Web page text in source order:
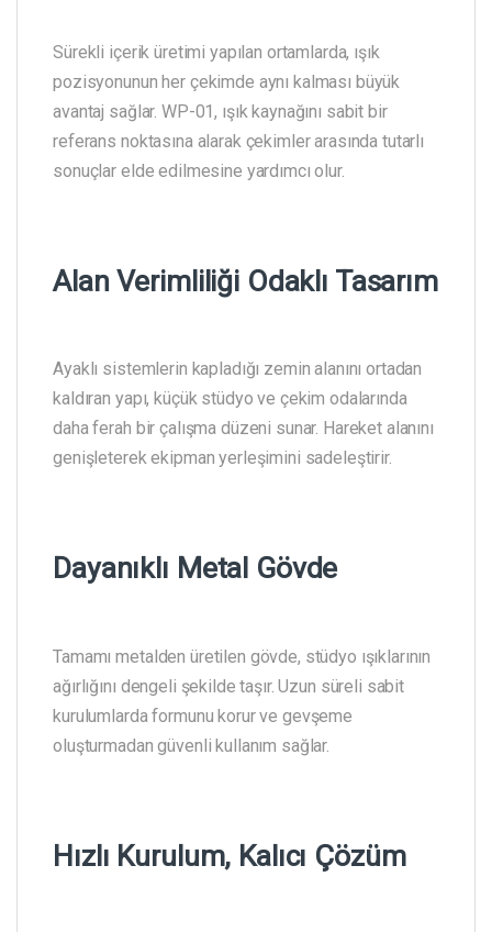
Sürekli içerik üretimi yapılan ortamlarda, ışık
pozisyonunun her çekimde aynı kalması büyük
avantaj sağlar. WP-01, ışık kaynağını sabit bir
referans noktasına alarak çekimler arasında tutarlı
sonuçlar elde edilmesine yardımcı olur.
Alan Verimliliği Odaklı Tasarım
Ayaklı sistemlerin kapladığı zemin alanını ortadan
kaldıran yapı, küçük stüdyo ve çekim odalarında
daha ferah bir çalışma düzeni sunar. Hareket alanını
genişleterek ekipman yerleşimini sadeleştirir.
Dayanıklı Metal Gövde
Tamamı metalden üretilen gövde, stüdyo ışıklarının
ağırlığını dengeli şekilde taşır. Uzun süreli sabit
kurulumlarda formunu korur ve gevşeme
oluşturmadan güvenli kullanım sağlar.
Hızlı Kurulum, Kalıcı Çözüm